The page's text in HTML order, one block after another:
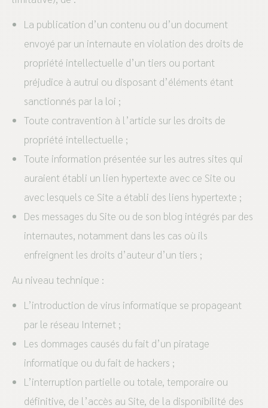
La publication d’un contenu ou d’un document
envoyé par un internaute en violation des droits de
propriété intellectuelle d’un tiers ou portant
préjudice à autrui ou disposant d’éléments étant
sanctionnés par la loi ;
Toute contravention à l’article sur les droits de
propriété intellectuelle ;
Toute information présentée sur les autres sites qui
auraient établi un lien hypertexte avec ce Site ou
avec lesquels ce Site a établi des liens hypertexte ;
Des messages du Site ou de son blog intégrés par des
internautes, notamment dans les cas où ils
enfreignent les droits d’auteur d’un tiers ;
Au niveau technique :
L’introduction de virus informatique se propageant
par le réseau Internet ;
Les dommages causés du fait d’un piratage
informatique ou du fait de hackers ;
L’interruption partielle ou totale, temporaire ou
définitive, de l’accès au Site, de la disponibilité des